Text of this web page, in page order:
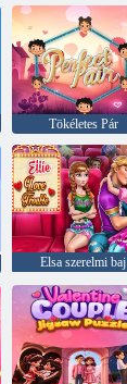
Tökéletes Pár
Elsa szerelmi baj